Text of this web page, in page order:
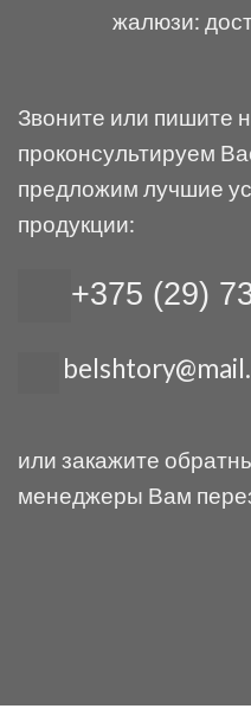
жалюзи:
Звоните или пишите
проконсультируем
предложим лучшие
продукции:
+375 (29)
или закажите
менеджеры Вам